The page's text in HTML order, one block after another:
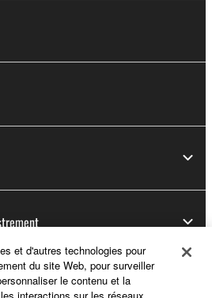
et d'autres technologies pour
du site Web, pour surveiller
le contenu et la